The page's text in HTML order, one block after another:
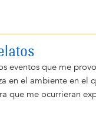
eventos que me
en el ambiente en el
que me ocurrieran